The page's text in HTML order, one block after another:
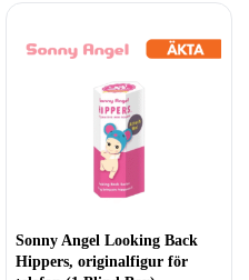
Sonny Angel Looking Back
Hippers, originalfigur för